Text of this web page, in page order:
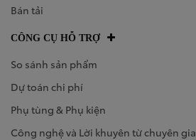
Bán tải
CÔNG CỤ HỖ TRỢ
So sánh sản phẩm
Dự toán chi phí
Phụ tùng & Phụ kiện
Công nghệ và Lời khuyên từ chuyên gia